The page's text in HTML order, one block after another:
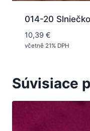
014-20
10,39 €
včetně 21% DPH
Súvisiace